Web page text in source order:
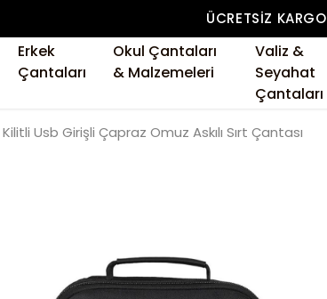
ÜCRETSIZ KARGO
Erkek
Çantaları
Okul Çantaları
& Malzemeleri
Valiz &
Seyahat
Çantaları
Usb Girişli Çapraz Omuz Askılı Sırt Çantası